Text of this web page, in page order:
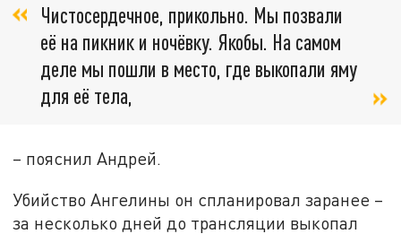
Чистосердечное, прикольно. Мы позвали
её на пикник и ночёвку. Якобы. На самом
деле мы пошли в место, где выкопали яму
для её тела,
– пояснил Андрей.
Убийство Ангелины он спланировал заранее –
за несколько дней до трансляции выкопал